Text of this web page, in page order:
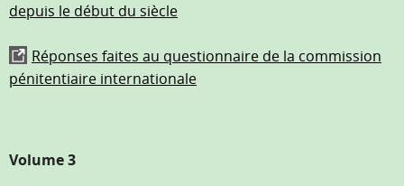
depuis le début du siècle
Réponses faites au questionnaire de la commission
pénitentiaire internationale
Volume 3